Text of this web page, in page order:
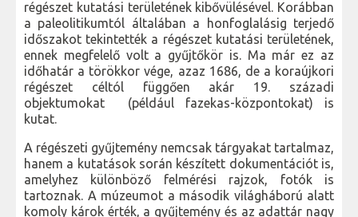
régészet kutatási területének kibővülésével. Korábban
a paleolitikumtól általában a honfoglalásig terjedő
időszakot tekintették a régészet kutatási területének,
ennek megfelelő volt a gyűjtőkör is. Ma már ez az
időhatár a törökkor vége, azaz 1686, de a koraújkori
régészet céltól függően akár 19. századi
objektumokat (például fazekas-központokat) is
kutat.
A régészeti gyűjtemény nemcsak tárgyakat tartalmaz,
hanem a kutatások során készített dokumentációt is,
amelyhez különböző felmérési rajzok, fotók is
tartoznak. A múzeumot a második világháború alatt
komoly károk érték, a gyűjtemény és az adattár nagy